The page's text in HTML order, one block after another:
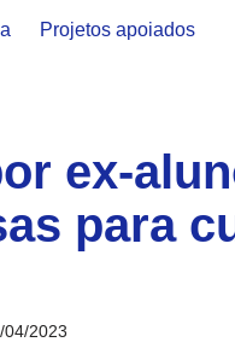
Projetos apoiados
ex-
para
04/2023